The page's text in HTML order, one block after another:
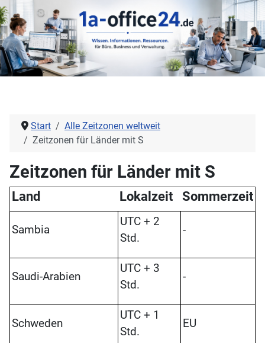
Start
Alle Zeitzonen weltweit
Zeitzonen für Länder mit S
Zeitzonen für Länder mit S
Land Lokalzeit Sommerzeit
Sambia
UTC + 2
Std.
-
Saudi-Arabien
UTC + 3
Std.
-
Schweden
UTC + 1
Std.
EU